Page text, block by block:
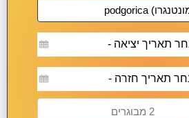
2 מבוגרים